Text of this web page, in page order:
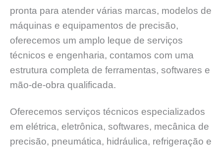
pronta para atender várias marcas, modelos de
máquinas e equipamentos de precisão,
oferecemos um amplo leque de serviços
técnicos e engenharia, contamos com uma
estrutura completa de ferramentas, softwares e
mão-de-obra qualificada.
Oferecemos serviços técnicos especializados
em elétrica, eletrônica, softwares, mecânica de
precisão, pneumática, hidráulica, refrigeração e